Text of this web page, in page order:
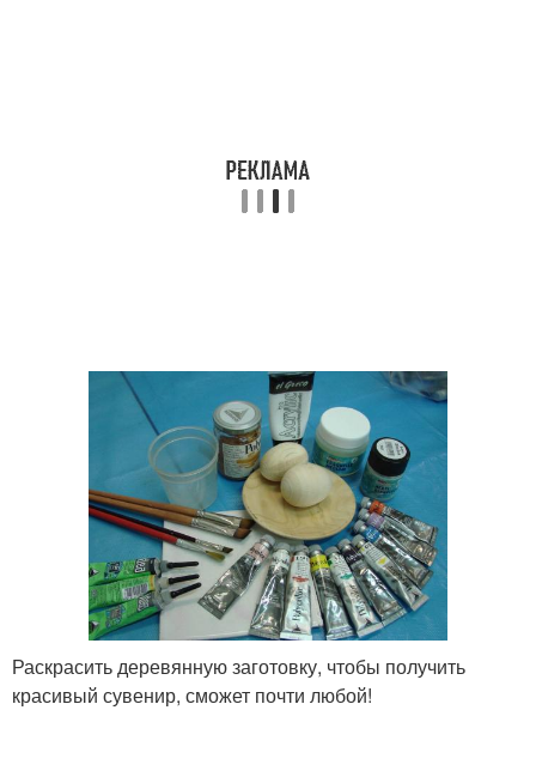
Раскрасить деревянную заготовку, чтобы получить
красивый сувенир, сможет почти любой!